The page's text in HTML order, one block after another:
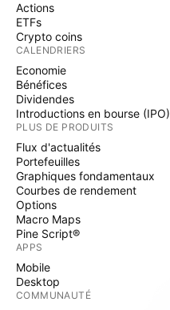
Actions
ETFs
Crypto coins
CALENDRIERS
Economie
Bénéfices
Dividendes
Introductions en bourse (IPO)
PLUS DE PRODUITS
Flux d'actualités
Portefeuilles
Graphiques fondamentaux
Courbes de rendement
Options
Macro Maps
Pine Script®
APPS
Mobile
Desktop
COMMUNAUTÉ